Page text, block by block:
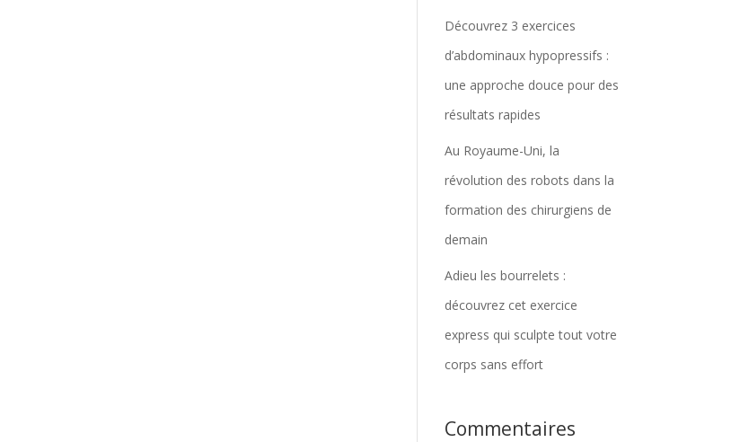
Découvrez 3 exercices
d’abdominaux hypopressifs :
une approche douce pour des
résultats rapides
Au Royaume-Uni, la
révolution des robots dans la
formation des chirurgiens de
demain
Adieu les bourrelets :
découvrez cet exercice
express qui sculpte tout votre
corps sans effort
Commentaires